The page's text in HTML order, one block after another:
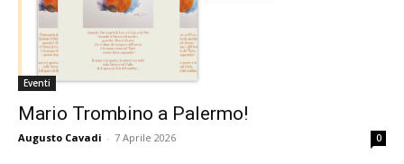
Eventi
Mario Trombino a Palermo!
Augusto Cavadi - 7 Aprile 2026 0